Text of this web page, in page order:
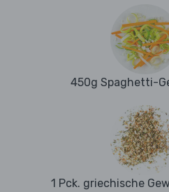
450g Spaghetti-
1 Pck. griechische